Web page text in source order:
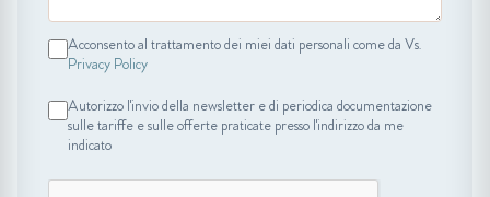
Acconsento al trattamento dei miei dati personali come da Vs.
Privacy Policy
Autorizzo l'invio della newsletter e di periodica documentazione
sulle tariffe e sulle offerte praticate presso l'indirizzo da me
indicato